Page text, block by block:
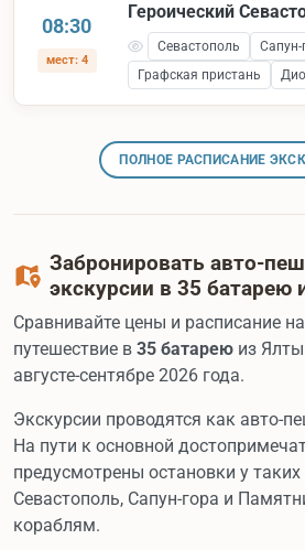
08:30
мест: 4
Героический
Севастополь Сапун-
Графская пристань
ПОЛНОЕ РАСПИСАНИЕ
Забронировать авто-
экскурсии в 35 батарею
Сравнивайте цены и расписание
путешествие в 35 батарею из
августе-сентябре 2026 года.
Экскурсии проводятся как авто-
На пути к основной
предусмотрены остановки у
Севастополь, Сапун-гора и
кораблям.